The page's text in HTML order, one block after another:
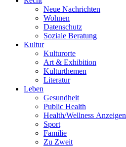
Neue Nachrichten
Wohnen
Datenschutz
Soziale Beratung
Kultur
Kulturorte
Art & Exhibition
Kulturthemen
Literatur
Leben
Gesundheit
Public Health
Health/Wellness Anzeigen
Sport
Familie
Zu Zweit